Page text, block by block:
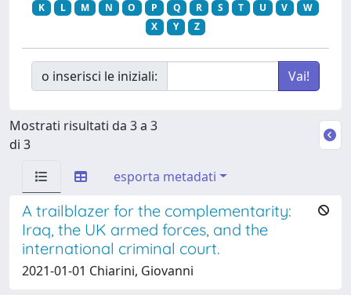
K
L M N O P Q R S T U V
W
X
Y Z
o inserisci le iniziali:
Mostrati risultati da 3 a 3
di 3
esporta metadati
A trailblazer for the complementarity:
Iraq, the UK armed forces, and the
international criminal court.
2021-01-01 Chiarini, Giovanni